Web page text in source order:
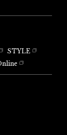
STYLE